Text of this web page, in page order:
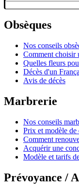
Obsèques
Nos conseils
Comment choisir
Quelles fleurs
Décès d'un
Avis de décès
Marbrerie
Nos conseils
Prix et modèle de
Comment
Acquérir une
Modèle et tarifs
Prévoyance /